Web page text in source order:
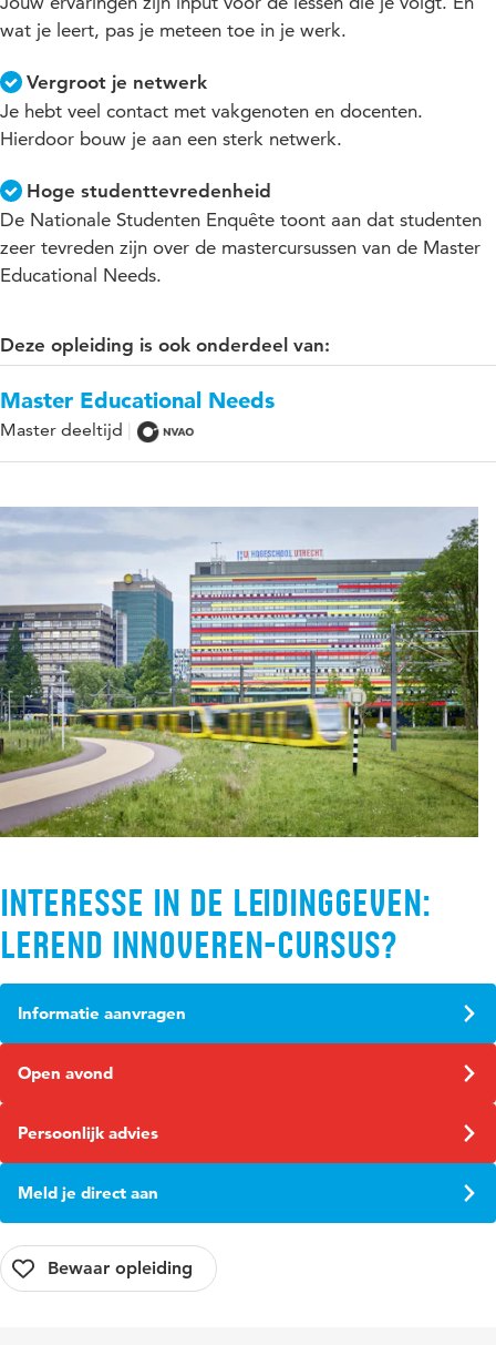
wat je leert, pas je meteen toe in je werk.
Vergroot je netwerk
Je hebt veel contact met vakgenoten en docenten.
Hierdoor bouw je aan een sterk netwerk.
Hoge studenttevredenheid
De Nationale Studenten Enquête toont aan dat studenten
zeer tevreden zijn over de mastercursussen van de Master
Educational Needs.
Deze opleiding is ook onderdeel van:
Master Educational Needs
Master deeltijd
Interesse in de leidinggeven:
lerend innoveren-cursus?
Informatie aanvragen
Open avond
Persoonlijk advies
Meld je direct aan